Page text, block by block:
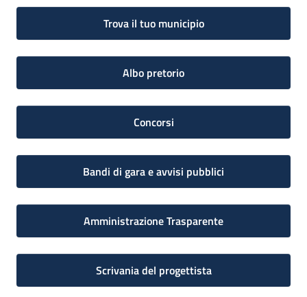
Trova il tuo municipio
Albo pretorio
Concorsi
Bandi di gara e avvisi pubblici
Amministrazione Trasparente
Scrivania del progettista